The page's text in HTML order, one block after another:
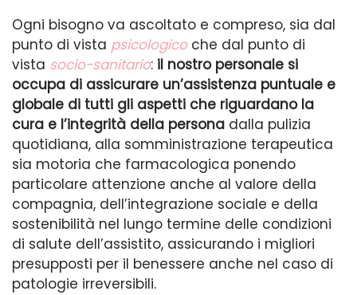
Ogni bisogno va ascoltato e compreso, sia dal
punto di vista psicologicoche dal punto di
vista socio-sanitario: il nostro personale si
occupa di assicurare un’assistenza puntuale e
globale di tutti gli aspetti che riguardano la
cura e l’integrità della persona dalla pulizia
quotidiana, alla somministrazione terapeutica
sia motoria che farmacologica ponendo
particolare attenzione anche al valore della
compagnia, dell’integrazione sociale e della
sostenibilità nel lungo termine delle condizioni
di salute dell’assistito, assicurando i migliori
presupposti per il benessere anche nel caso di
patologie irreversibili.